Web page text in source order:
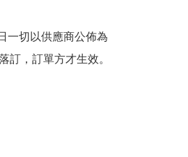
一切以供應商公佈為
訂，訂單方才生效。